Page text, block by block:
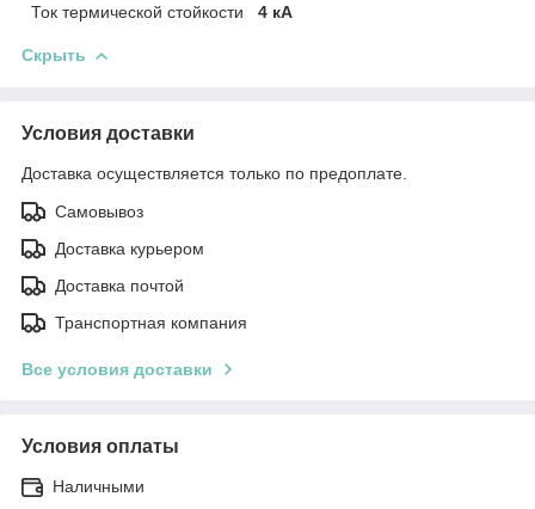
Ток термической стойкости 4 кА
Скрыть
Условия доставки
Доставка осуществляется только по предоплате.
Самовывоз
Доставка курьером
Доставка почтой
Транспортная компания
Все условия доставки
Условия оплаты
Наличными